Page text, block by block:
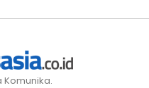
Komunika.